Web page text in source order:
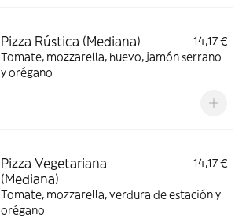
Pizza Rústica (Mediana)
14,17 €
Tomate, mozzarella, huevo, jamón serrano
y orégano
Pizza Vegetariana
(Mediana)
14,17 €
Tomate, mozzarella, verdura de estación y
orégano